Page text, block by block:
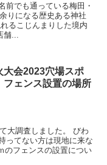
前でも通っている梅田・
りになる歴史ある神社
るこじんまりした境内
...
大会2023穴場スポ
フェンス設置の場所
大調査しました。 びわ
ってない方は現地に来な
のフェンスの設置につい